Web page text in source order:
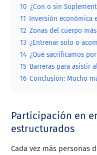
10 ¿Con o sin
11 Inversión económica
12 Zonas del cuerpo
13 ¿Entrenar solo o
14 ¿Qué sacrificamos
15 Barreras para asistir
16 Conclusión: Mucho
Participación en
estructurados
Cada vez más personas